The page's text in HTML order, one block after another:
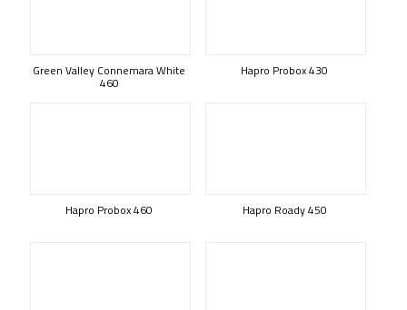
Green Valley Connemara White
460
Hapro Probox 430
Hapro Probox 460 Hapro Roady 450